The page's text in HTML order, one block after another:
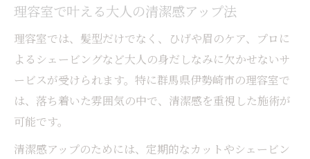
理容室活用で大人男性の清潔感を保つ方法
メンズカットで印象アップを目指すには
床屋利用で実現する手軽なイメージチェン
ジ
理容室での細やかなサービスが好印象の鍵
落ち着き重視なら理容室の技術を体感
理容室の高技術で落ち着いた大人ヘアに
理容室で叶える大人の清潔感アップ法
理容室では、髪型だけでなく、ひげや眉のケア、プロに
よるシェービングなど大人の身だしなみに欠かせないサ
ービスが受けられます。特に群馬県伊勢崎市の理容室で
は、落ち着いた雰囲気の中で、清潔感を重視した施術が
可能です。
清潔感アップのためには、定期的なカットやシェービン